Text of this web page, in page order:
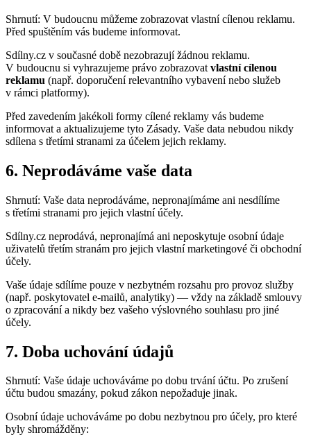
Shrnutí: V budoucnu můžeme zobrazovat vlastní cílenou reklamu.
Před spuštěním vás budeme informovat.
Sdílny.cz v současné době nezobrazují žádnou reklamu.
V budoucnu si vyhrazujeme právo zobrazovat vlastní cílenou
reklamu (např. doporučení relevantního vybavení nebo služeb
v rámci platformy).
Před zavedením jakékoli formy cílené reklamy vás budeme
informovat a aktualizujeme tyto Zásady. Vaše data nebudou nikdy
sdílena s třetími stranami za účelem jejich reklamy.
6. Neprodáváme vaše data
Shrnutí: Vaše data neprodáváme, nepronajímáme ani nesdílíme
s třetími stranami pro jejich vlastní účely.
Sdílny.cz neprodává, nepronajímá ani neposkytuje osobní údaje
uživatelů třetím stranám pro jejich vlastní marketingové či obchodní
účely.
Vaše údaje sdílíme pouze v nezbytném rozsahu pro provoz služby
(např. poskytovatel e-mailů, analytiky) — vždy na základě smlouvy
o zpracování a nikdy bez vašeho výslovného souhlasu pro jiné
účely.
7. Doba uchování údajů
Shrnutí: Vaše údaje uchováváme po dobu trvání účtu. Po zrušení
účtu budou smazány, pokud zákon nepožaduje jinak.
Osobní údaje uchováváme po dobu nezbytnou pro účely, pro které
byly shromážděny: